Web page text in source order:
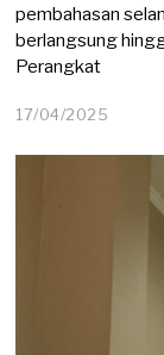
pembahasan
berlangsung
Perangkat
17/04/2025
/